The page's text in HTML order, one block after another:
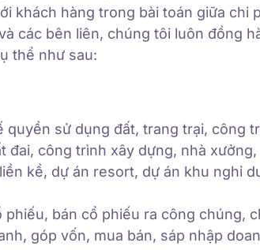
khách hàng trong bài toán giữa chi
các bên liên, chúng tôi luôn đồng
thể như sau:
quyền sử dụng đất, trang trại, công
đai, công trình xây dựng, nhà
kề, dự án resort, dự án khu nghỉ
phiếu, bán cổ phiếu ra công chúng,
góp vốn, mua bán, sáp nhập